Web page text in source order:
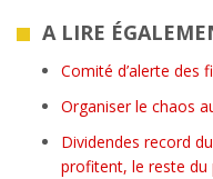
A LIRE
Comité d’alerte des
Organiser le chaos
Dividendes record
profitent, le reste du